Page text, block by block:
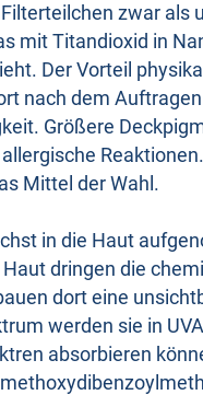
zwar als
mit Titandioxid in
Der Vorteil
nach dem
Größere
Mittel der Wahl.
in die Haut
dringen die
dort eine
werden sie in
absorbieren